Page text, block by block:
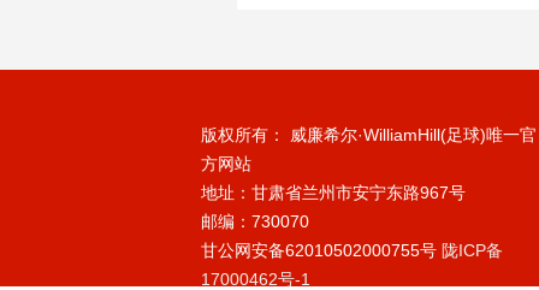
版权所有： 威廉希尔·WilliamHill(足球)唯一官
方网站
地址：甘肃省兰州市安宁东路967号
邮编：730070
甘公网安备62010502000755号 陇ICP备
17000462号-1